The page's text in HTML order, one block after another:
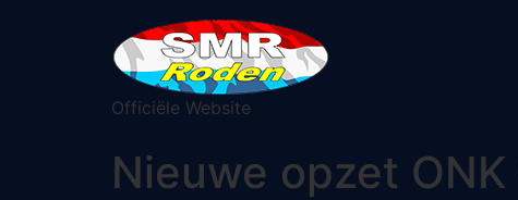
Officiële Website
Nieuwe opzet